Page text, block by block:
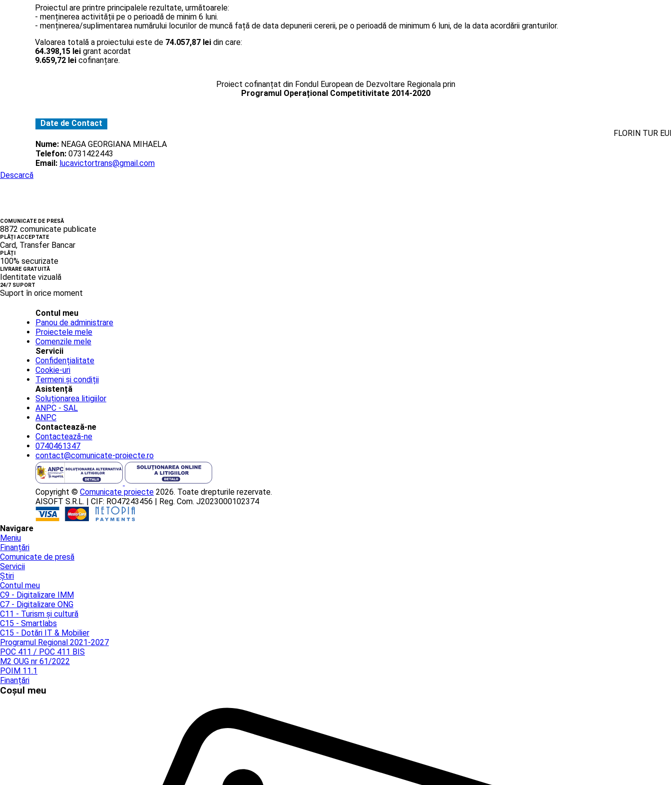
Proiectul are printre principalele rezultate, următoarele:
- menținerea activității pe o perioadă de minim 6 luni.
- menținerea/suplimentarea numărului locurilor de muncă față de data depunerii cererii, pe o perioadă de minimum 6 luni, de la data acordării granturilor.
Valoarea totală a proiectului este de 74.057,87 lei din care:
64.398,15 lei grant acordat
9.659,72 lei cofinanțare.
Proiect cofinanțat din Fondul European de Dezvoltare Regionala prin
Programul Operațional Competitivitate 2014-2020
Date de Contact
Nume: NEAGA GEORGIANA MIHAELA
Telefon: 0731422443
Email: lucavictortrans@gmail.com
FLORIN TUR
Descarcă
COMUNICATE DE PRESĂ
8872 comunicate publicate
PLĂȚI ACCEPTATE
Card, Transfer Bancar
PLĂȚI
100% securizate
LIVRARE GRATUITĂ
Identitate vizuală
24/7 SUPORT
Suport în orice moment
Contul meu
Panou de administrare
Proiectele mele
Comenzile mele
Servicii
Confidențialitate
Cookie-uri
Termeni și condiții
Asistență
Soluționarea litigiilor
ANPC - SAL
ANPC
Contactează-ne
Contactează-ne
0740461347
contact@comunicate-proiecte.ro
Copyright © Comunicate proiecte 2026. Toate drepturile rezervate.
AISOFT S.R.L. | CIF: RO47243456 | Reg. Com. J2023000102374
Navigare
Meniu
Finanțări
Comunicate de presă
Servicii
Știri
Contul meu
C9 - Digitalizare IMM
C7 - Digitalizare ONG
C11 - Turism și cultură
C15 - Smartlabs
C15 - Dotări IT & Mobilier
Programul Regional 2021-2027
POC 411 / POC 411 BIS
M2 OUG nr 61/2022
POIM 11.1
Finanțări
Coșul meu